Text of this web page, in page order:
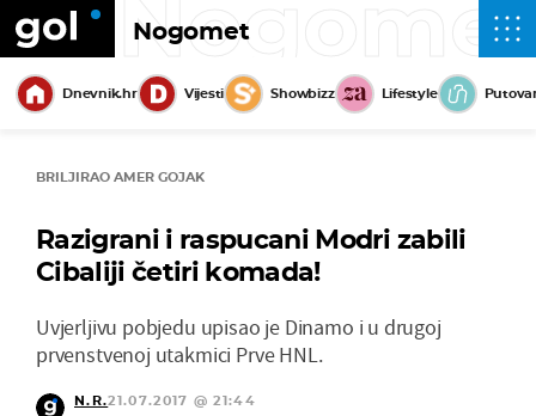
Nogomet
Dnevnik.hr Vijesti Showbizz Lifestyle
BRILJIRAO AMER GOJAK
Razigrani i raspucani Modri zabili
Cibaliji četiri komada!
Uvjerljivu pobjedu upisao je Dinamo i u drugoj
prvenstvenoj utakmici Prve HNL.
N.R.21.07.2017 @ 21:44